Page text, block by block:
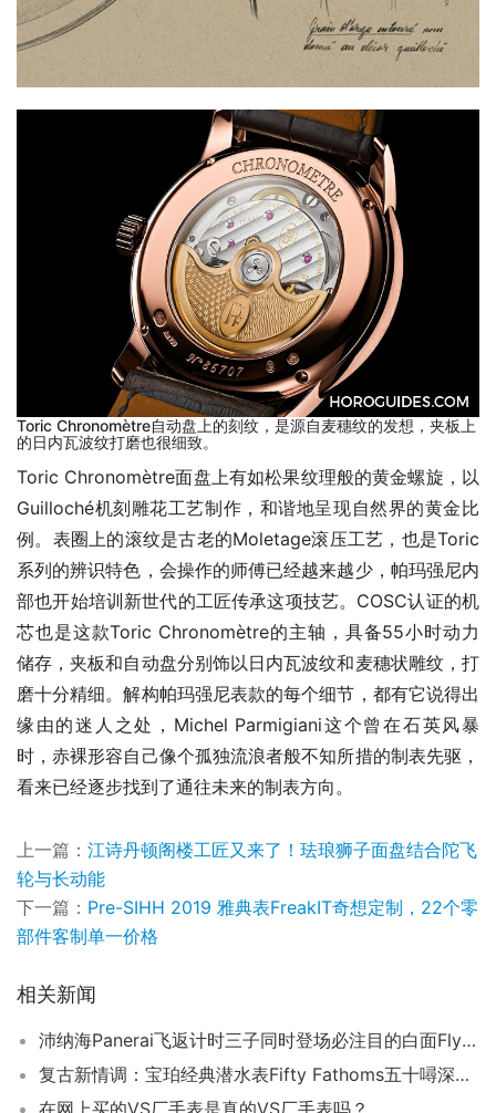
Toric Chronomètre自动盘上的刻纹，是源自麦穗纹的发想，夹板上
的日内瓦波纹打磨也很细致。
Toric Chronomètre面盘上有如松果纹理般的黄金螺旋，以
Guilloché机刻雕花工艺制作，和谐地呈现自然界的黄金比
例。表圈上的滚纹是古老的Moletage滚压工艺，也是Toric
系列的辨识特色，会操作的师傅已经越来越少，帕玛强尼内
部也开始培训新世代的工匠传承这项技艺。COSC认证的机
芯也是这款Toric Chronomètre的主轴，具备55小时动力
储存，夹板和自动盘分别饰以日内瓦波纹和麦穗状雕纹，打
磨十分精细。解构帕玛强尼表款的每个细节，都有它说得出
缘由的迷人之处，Michel Parmigiani这个曾在石英风暴
时，赤裸形容自己像个孤独流浪者般不知所措的制表先驱，
看来已经逐步找到了通往未来的制表方向。
上一篇： 江诗丹顿阁楼工匠又来了！珐琅狮子面盘结合陀飞
轮与长动能
下一篇： Pre-SIHH 2019 雅典表FreakIT奇想定制，22个零
部件客制单一价格
相关新闻
沛纳海Panerai飞返计时三子同时登场必注目的白面Flyback！
复古新情调：宝珀经典潜水表Fifty Fathoms五十噚深潜器全新阵容